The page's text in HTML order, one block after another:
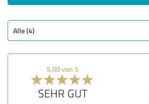
Alle (4)
5,00 von 5
SEHR GUT